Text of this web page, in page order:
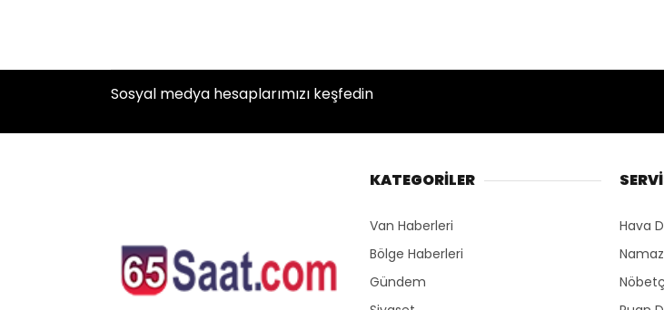
Sosyal medya hesaplarımızı keşfedin
KATEGORİLER
Van Haberleri
Bölge Haberleri
Gündem
Hava